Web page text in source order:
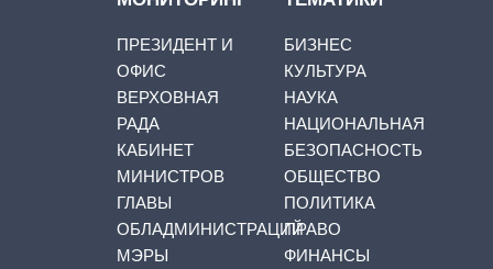
ПРЕЗИДЕНТ И
ОФИС
ВЕРХОВНАЯ
РАДА
КАБИНЕТ
МИНИСТРОВ
ГЛАВЫ
ОБЛАДМИНИСТРАЦИЙ
МЭРЫ
БИЗНЕС
КУЛЬТУРА
НАУКА
НАЦИОНАЛЬНАЯ
БЕЗОПАСНОСТЬ
ОБЩЕСТВО
ПОЛИТИКА
ПРАВО
ФИНАНСЫ